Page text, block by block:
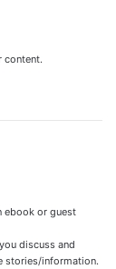
content.
ebook or guest
discuss and
stories/information.